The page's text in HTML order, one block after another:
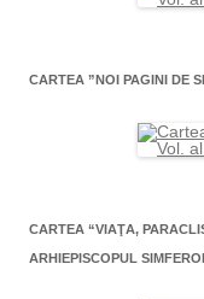
CARTEA ”NOI PAGINI DE
CARTEA “VIAŢA,
ARHIEPISCOPUL